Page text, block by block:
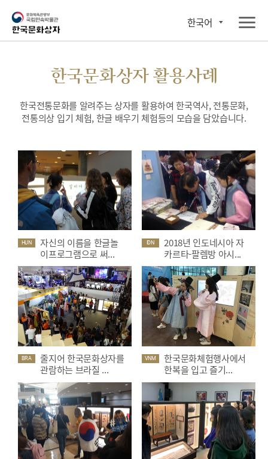
한국어
한국문화상자 활용사례
한국전통문화를 알려주는 상자를 활용하여 한국역사, 전통문화,
전통의상 입기 체험, 한글 배우기 체험등의 모습을 담았습니다.
HUN
자신의 이름을 한글놀
이프로그램으로 써...
IDN
2018년 인도네시아 자
카르타-팔렘방 아시...
BRA
줄지어 한국문화상자를
관람하는 브라질 ...
VNM
한국문화체험행사에서
한복을 입고 즐기...